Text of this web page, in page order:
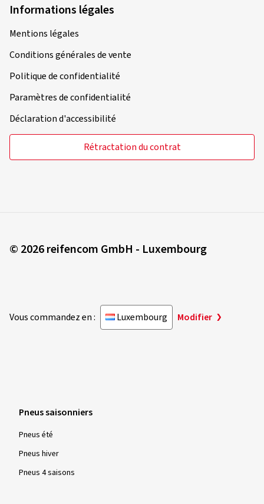
Informations légales
Mentions légales
Conditions générales de vente
Politique de confidentialité
Paramètres de confidentialité
Déclaration d'accessibilité
Rétractation du contrat
© 2026 reifencom GmbH - Luxembourg
Vous commandez en : Luxembourg Modifier
Pneus saisonniers
Pneus été
Pneus hiver
Pneus 4 saisons